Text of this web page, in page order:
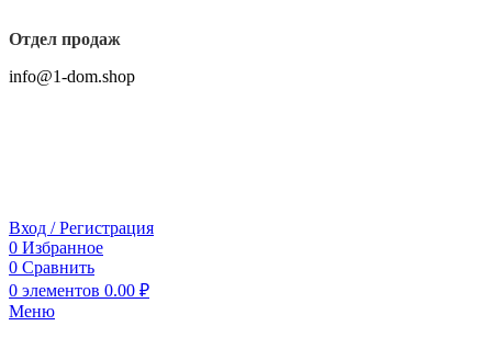
Отдел продаж
info@1-dom.shop
Вход / Регистрация
0 Избранное
0 Сравнить
0 элементов 0.00 ₽
Меню